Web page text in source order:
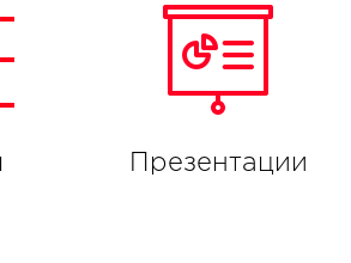
Презентации